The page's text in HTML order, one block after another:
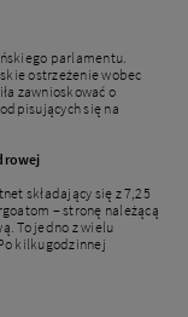
parlamentu.
ostrzeżenie wobec
zawnioskować o
się na
składający się z 7,25
– stronę należącą
To jedno z wielu
kilkugodzinnej